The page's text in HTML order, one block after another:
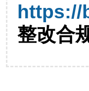
https://
整改合